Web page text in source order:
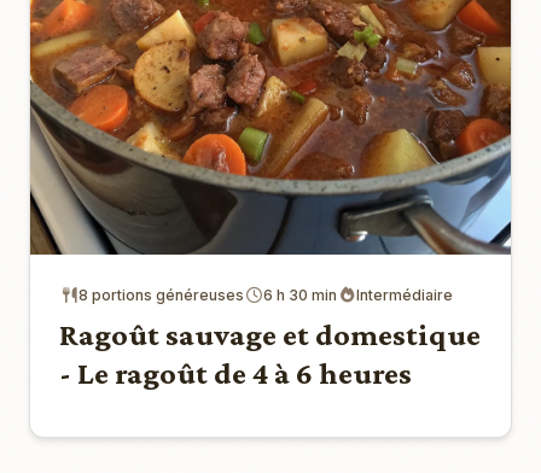
8 portions généreuses 6 h 30 min Intermédiaire
Ragoût sauvage et domestique
- Le ragoût de 4 à 6 heures